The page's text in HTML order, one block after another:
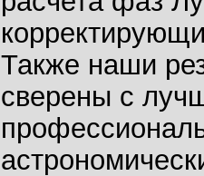
Также наши
сверены с